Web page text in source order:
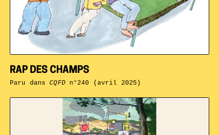
RAP DES CHAMPS
Paru dansCQFDn°240 (avril 2025)